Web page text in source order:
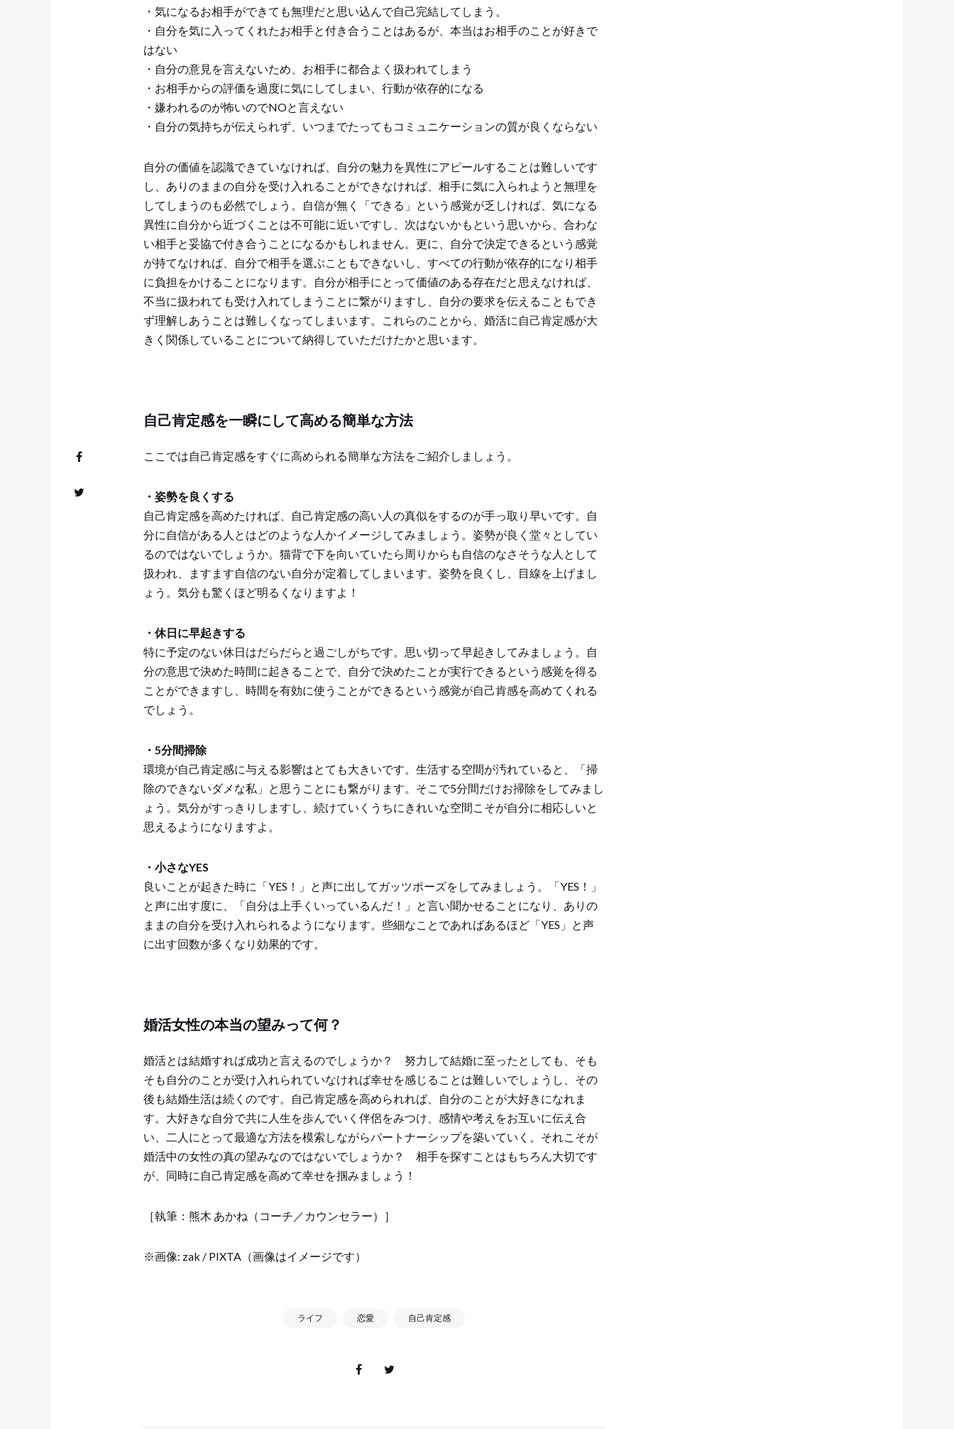
・気になるお相手ができても無理だと思い込んで自己完結してしまう。
・自分を気に入ってくれたお相手と付き合うことはあるが、本当はお相手のことが好きで
はない
・自分の意見を言えないため、お相手に都合よく扱われてしまう
・お相手からの評価を過度に気にしてしまい、行動が依存的になる
・嫌われるのが怖いのでNOと言えない
・自分の気持ちが伝えられず、いつまでたってもコミュニケーションの質が良くならない
自分の価値を認識できていなければ、自分の魅力を異性にアピールすることは難しいです
し、ありのままの自分を受け入れることができなければ、相手に気に入られようと無理を
してしまうのも必然でしょう。自信が無く「できる」という感覚が乏しければ、気になる
異性に自分から近づくことは不可能に近いですし、次はないかもという思いから、合わな
い相手と妥協で付き合うことになるかもしれません。更に、自分で決定できるという感覚
が持てなければ、自分で相手を選ぶこともできないし、すべての行動が依存的になり相手
に負担をかけることになります。自分が相手にとって価値のある存在だと思えなければ、
不当に扱われても受け入れてしまうことに繋がりますし、自分の要求を伝えることもでき
ず理解しあうことは難しくなってしまいます。これらのことから、婚活に自己肯定感が大
きく関係していることについて納得していただけたかと思います。
自己肯定感を一瞬にして高める簡単な方法
ここでは自己肯定感をすぐに高められる簡単な方法をご紹介しましょう。
・姿勢を良くする
自己肯定感を高めたければ、自己肯定感の高い人の真似をするのが手っ取り早いです。自
分に自信がある人とはどのような人かイメージしてみましょう。姿勢が良く堂々としてい
るのではないでしょうか。猫背で下を向いていたら周りからも自信のなさそうな人として
扱われ、ますます自信のない自分が定着してしまいます。姿勢を良くし、目線を上げまし
ょう。気分も驚くほど明るくなりますよ！
・休日に早起きする
特に予定のない休日はだらだらと過ごしがちです。思い切って早起きしてみましょう。自
分の意思で決めた時間に起きることで、自分で決めたことが実行できるという感覚を得る
ことができますし、時間を有効に使うことができるという感覚が自己肯感を高めてくれる
でしょう。
・5分間掃除
環境が自己肯定感に与える影響はとても大きいです。生活する空間が汚れていると、「掃
除のできないダメな私」と思うことにも繋がります。そこで5分間だけお掃除をしてみまし
ょう。気分がすっきりしますし、続けていくうちにきれいな空間こそが自分に相応しいと
思えるようになりますよ。
・小さなYES
良いことが起きた時に「YES！」と声に出してガッツポーズをしてみましょう。「YES！」
と声に出す度に、「自分は上手くいっているんだ！」と言い聞かせることになり、ありの
ままの自分を受け入れられるようになります。些細なことであればあるほど「YES」と声
に出す回数が多くなり効果的です。
婚活女性の本当の望みって何？
婚活とは結婚すれば成功と言えるのでしょうか？ 努力して結婚に至ったとしても、そも
そも自分のことが受け入れられていなければ幸せを感じることは難しいでしょうし、その
後も結婚生活は続くのです。自己肯定感を高められれば、自分のことが大好きになれま
す。大好きな自分で共に人生を歩んでいく伴侶をみつけ、感情や考えをお互いに伝え合
い、二人にとって最適な方法を模索しながらパートナーシップを築いていく。それこそが
婚活中の女性の真の望みなのではないでしょうか？ 相手を探すことはもちろん大切です
が、同時に自己肯定感を高めて幸せを掴みましょう！
［執筆：熊木 あかね（コーチ／カウンセラー）］
※画像: zak / PIXTA（画像はイメージです）
ライフ 恋愛 自己肯定感